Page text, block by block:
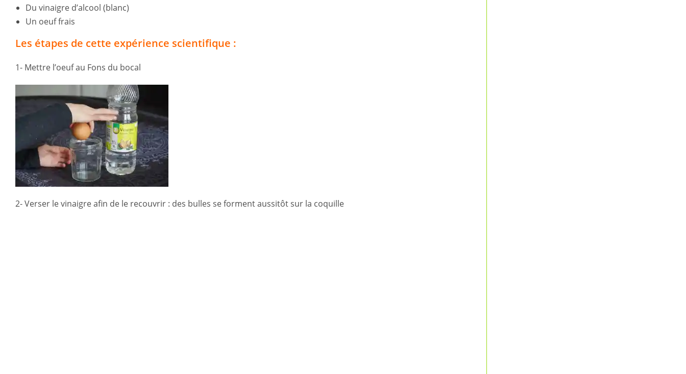
Du vinaigre d’alcool (blanc)
Un oeuf frais
Les étapes de cette expérience scientifique :
1- Mettre l’oeuf au Fons du bocal
2- Verser le vinaigre afin de le recouvrir : des bulles se forment aussitôt sur la coquille